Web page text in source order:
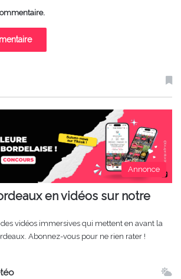
Annonce
en vidéos sur notre
vidéos immersives qui mettent en avant la
Abonnez-vous pour ne rien rater !